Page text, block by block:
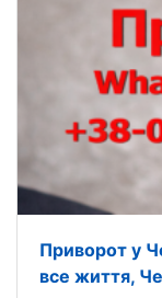
Приворот у
все життя,